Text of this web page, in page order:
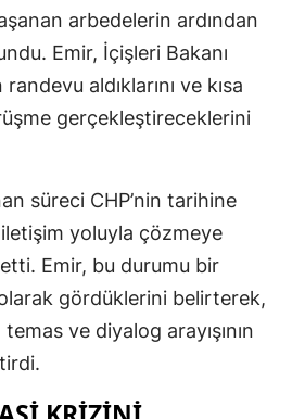
arbedelerin ardından
Emir, İçişleri Bakanı
aldıklarını ve kısa
gerçekleştireceklerini
süreci CHP’nin tarihine
yoluyla çözmeye
etti. Emir, bu durumu bir
gördüklerini belirterek,
ve diyalog arayışının